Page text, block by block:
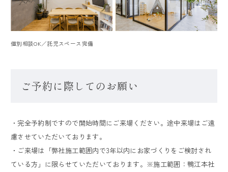
個別相談OK／託児スペース完備
ご予約に際してのお願い
・完全予約制ですので開始時間にご来場ください。途中来場はご遠
慮させていただいております。
・ご来場は「弊社施工範囲内で3年以内にお家づくりをご検討され
ている方」に限らせていただいております。※施工範囲：鴨江本社